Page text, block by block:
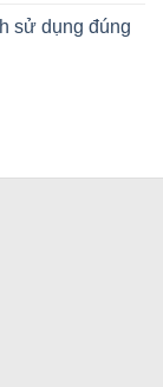
sử dụng đúng